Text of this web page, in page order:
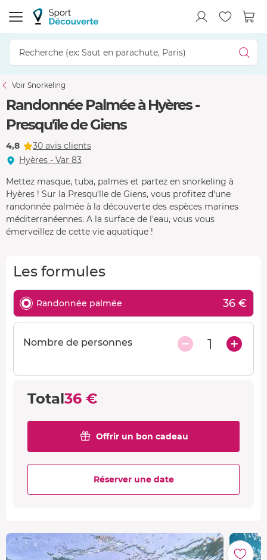
Voir Snorkeling
Randonnée Palmée à Hyères -
Presqu'île de Giens
4,8
30 avis clients
Hyères - Var 83
Mettez masque, tuba, palmes et partez en snorkeling à
Hyères ! Sur la Presqu'île de Giens, vous profitez d'une
randonnée palmée à la découverte des espèces marines
méditerranéennes. A la surface de l'eau, vous vous
émerveillez de cette vie aquatique !
Les formules
Randonnée palmée 36 €
Nombre de personnes 1
Total36 €
Offrir un bon cadeau
Réserver une date